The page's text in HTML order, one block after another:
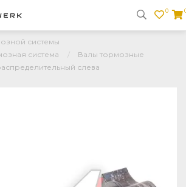
0
системы
система
Валы тормозные
слева